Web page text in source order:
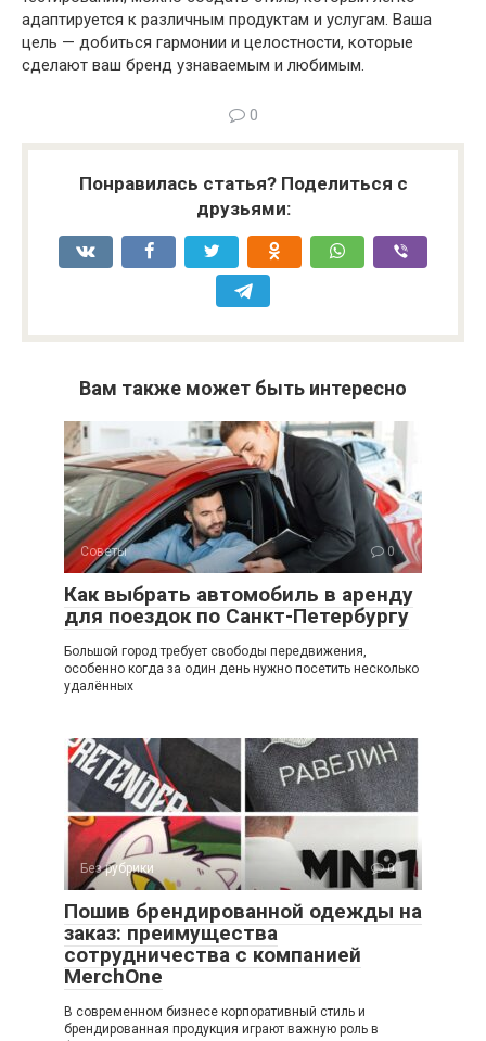
адаптируется к различным продуктам и услугам. Ваша
цель — добиться гармонии и целостности, которые
сделают ваш бренд узнаваемым и любимым.
0
Понравилась статья? Поделиться с
друзьями:
Вам также может быть интересно
Советы 0
Как выбрать автомобиль в аренду
для поездок по Санкт-Петербургу
Большой город требует свободы передвижения,
особенно когда за один день нужно посетить несколько
удалённых
Без рубрики 0
Пошив брендированной одежды на
заказ: преимущества
сотрудничества с компанией
MerchOne
В современном бизнесе корпоративный стиль и
брендированная продукция играют важную роль в